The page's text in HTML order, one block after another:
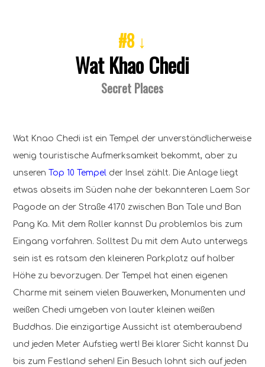
#8 ↓
Wat Khao Chedi
Secret Places
Wat Knao Chedi ist ein Tempel der unverständlicherweise
wenig touristische Aufmerksamkeit bekommt, aber zu
unseren Top 10 Tempel der Insel zählt. Die Anlage liegt
etwas abseits im Süden nahe der bekannteren Laem Sor
Pagode an der Straße 4170 zwischen Ban Tale und Ban
Pang Ka. Mit dem Roller kannst Du problemlos bis zum
Eingang vorfahren. Solltest Du mit dem Auto unterwegs
sein ist es ratsam den kleineren Parkplatz auf halber
Höhe zu bevorzugen. Der Tempel hat einen eigenen
Charme mit seinem vielen Bauwerken, Monumenten und
weißen Chedi umgeben von lauter kleinen weißen
Buddhas. Die einzigartige Aussicht ist atemberaubend
und jeden Meter Aufstieg wert! Bei klarer Sicht kannst Du
bis zum Festland sehen! Ein Besuch lohnt sich auf jeden